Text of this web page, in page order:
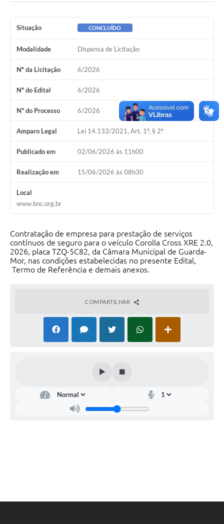
Situação CONCLUÍDO
Modalidade Dispensa de Licitação
Nº da Licitação 6/2026
Nº do Edital 6/2026
Nº do Processo 6/2026
Amparo Legal Lei 14.133/2021, Art. 1º, § 2º
Publicado em 02/06/2026 às 11h00
Realização em 15/06/2026 às 08h30
Local
www.bnc.org.br
Contratação de empresa para prestação de serviços
contínuos de seguro para o veículo Corolla Cross XRE 2.0,
2026, placa TZQ-5C82, da Câmara Municipal de Guarda-
Mor, nas condições estabelecidas no presente Edital,
Termo de Referência e demais anexos.
COMPARTILHAR